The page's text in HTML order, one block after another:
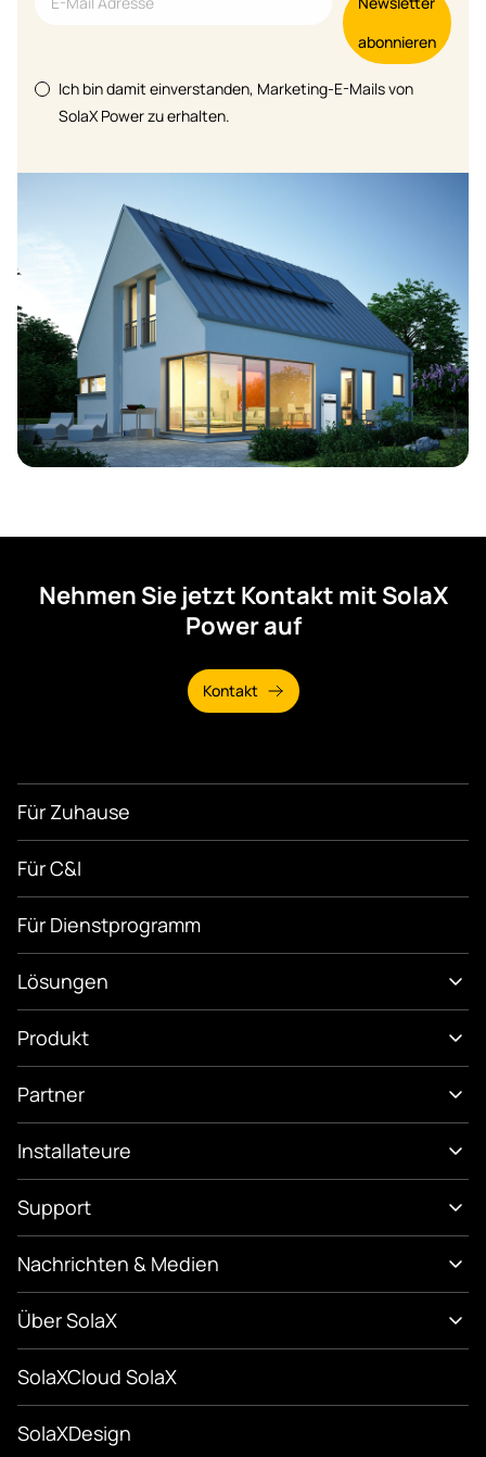
abonnieren
Ich bin damit einverstanden, Marketing-E-Mails von
SolaX Power zu erhalten.
Nehmen Sie jetzt Kontakt mit SolaX
Power auf
Kontakt
Für Zuhause
Für C&I
Für Dienstprogramm
Lösungen
Produkt
Partner
Installateure
Support
Nachrichten & Medien
Über SolaX
SolaXCloud SolaX
SolaXDesign